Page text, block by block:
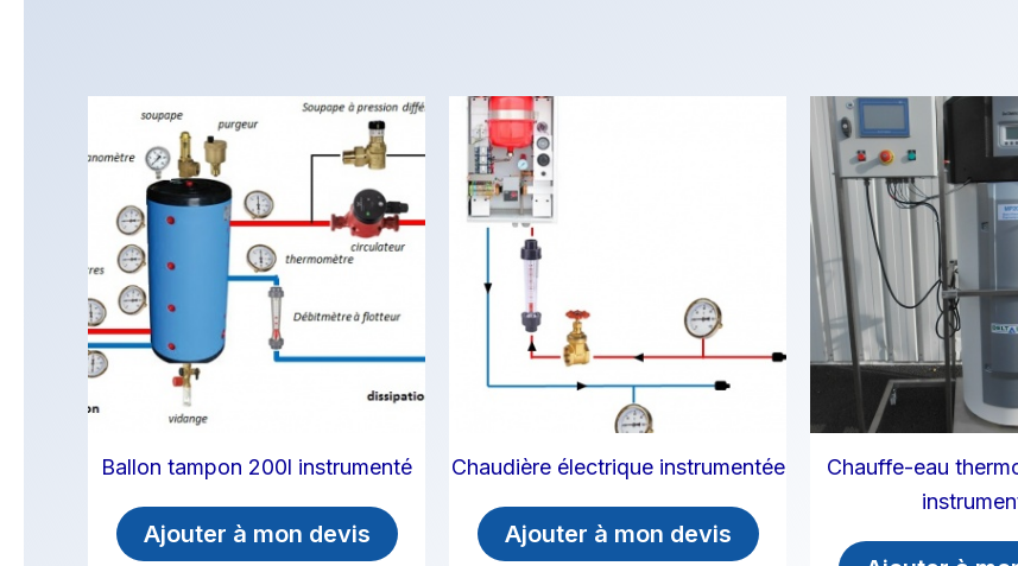
Ballon tampon 200l instrumenté
Ajouter à mon devis
Chaudière électrique instrumentée
Ajouter à mon devis
Chauffe-eau